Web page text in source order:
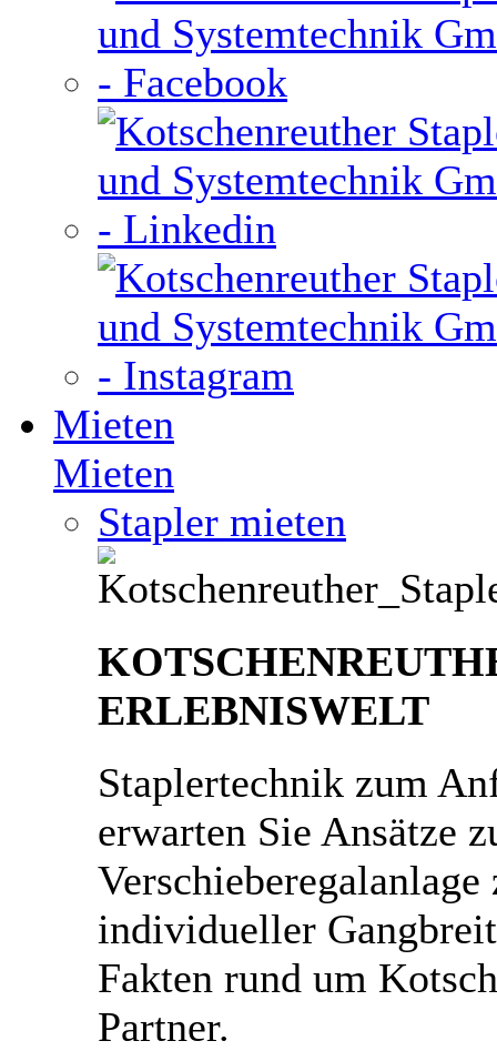
Mieten
Mieten
Stapler mieten
ERLEBNISWELT
Staplertechnik zum
erwarten Sie Ansätze
individueller
Fakten rund um
Partner.